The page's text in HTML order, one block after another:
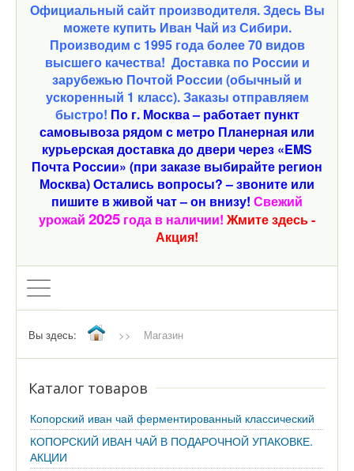
Официальный сайт производителя. Здесь Вы
можете купить Иван Чай из Сибири.
Производим с 1995 года более 70 видов
высшего качества! Доставка по России и
зарубежью Почтой России (обычный и
ускоренный 1 класс). Заказы отправляем
быстро! По г. Москва – работает пункт
самовывоза рядом с метро Планерная или
курьерская доставка до двери через «EMS
Почта России» (при заказе выбирайте регион
Москва) Остались вопросы? – звоните или
пишите в живой чат – он внизу! Свежий
урожай 2025 года в наличии! Жмите здесь -
Акция!
Вы здесь: >> Магазин
Каталог товаров
Копорский иван чай ферментированный классический
КОПОРСКИЙ ИВАН ЧАЙ В ПОДАРОЧНОЙ УПАКОВКЕ.
АКЦИИ